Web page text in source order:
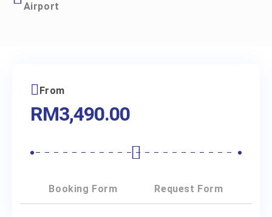
Airport
From
RM3,490.00
Booking Form Request Form